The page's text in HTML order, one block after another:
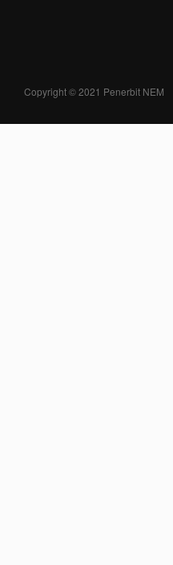
Copyright © 2021 Penerbit NEM